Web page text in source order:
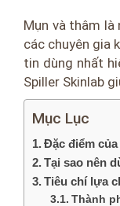
Mụn và thâm
các chuyên gia
tin dùng nhất
Spiller Skinlab
Mục Lục
Đặc điểm
Tại sao nên
Tiêu chí lựa
Thành